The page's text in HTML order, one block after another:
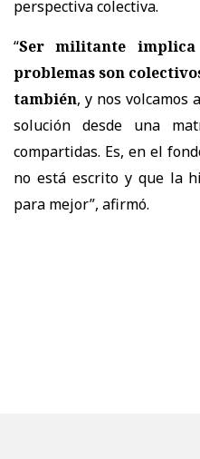
perspectiva colectiva.
“Ser militante implica
problemas son
también, y nos volcamos
solución desde una
compartidas. Es, en el
no está escrito y que la
para mejor”, afirmó.